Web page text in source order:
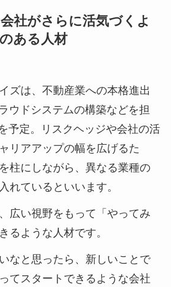
社がさらに活気づくよ
ある人材
ズは、不動産業への本格進出
ウドシステムの構築などを担
予定。リスクヘッジや会社の活
リアアップの幅を広げるた
柱にしながら、異なる業種の
れているといいます。
広い視野をもって「やってみ
るような人材です。
なと思ったら、新しいことで
てスタートできるような会社